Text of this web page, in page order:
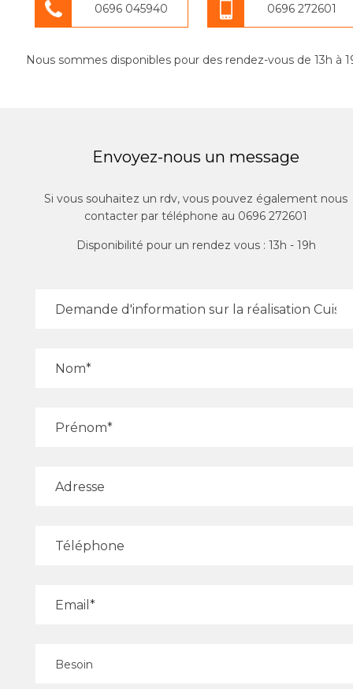
0696 045940 0696 272601
Nous sommes disponibles pour des rendez-vous de 13h à
Envoyez-nous un message
Si vous souhaitez un rdv, vous pouvez également nous
contacter par téléphone au 0696 272601
Disponibilité pour un rendez vous : 13h - 19h